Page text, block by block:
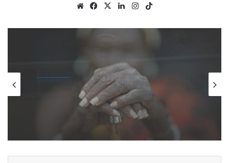
WebsiteFacebook
X LinkedinInstagram
L’Afrique au carrefour des
consciences : le devoir de rompre
avec la culture du naufrage